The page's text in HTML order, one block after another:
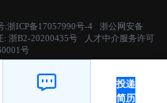
投递
简历
:浙ICP备17057990号-4浙公网安备
: 浙B2-20200435号人才中介服务许可
号
医直聘. 医疗人才招聘网 版权所有